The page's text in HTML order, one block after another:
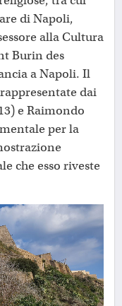
di Napoli,
alla Cultura
Burin des
a Napoli. Il
dai
e Raimondo
per la
che esso riveste